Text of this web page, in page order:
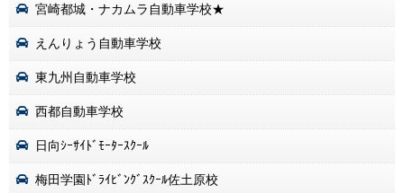
宮崎都城・ナカムラ自動車学校★
えんりょう自動車学校
東九州自動車学校
西都自動車学校
日向ｼｰｻｲﾄﾞﾓｰﾀｰｽｸｰﾙ
梅田学園ﾄﾞﾗｲﾋﾞﾝｸﾞｽｸｰﾙ佐土原校